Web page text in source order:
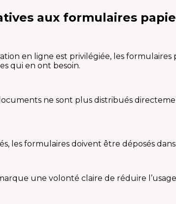
aux formulaires
en ligne est privilégiée, les
qui en ont besoin.
ne sont plus distribués
les formulaires doivent être déposés
une volonté claire de réduire